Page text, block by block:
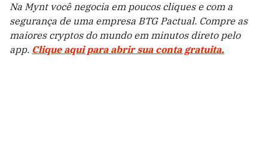
Na Mynt você negocia em poucos cliques e com a
segurança de uma empresa BTG Pactual. Compre as
maiores cryptos do mundo em minutos direto pelo
app. Clique aqui para abrir sua conta gratuita.